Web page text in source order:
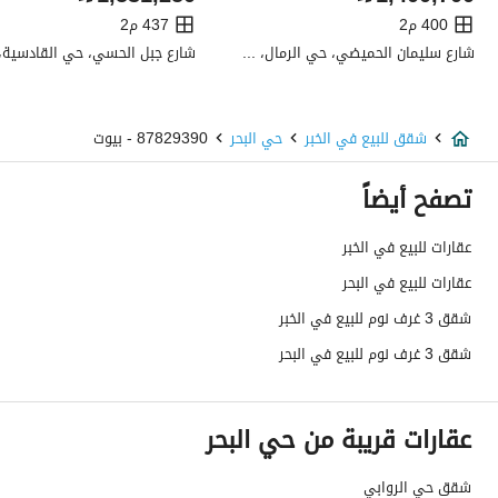
صرف صحي
الياف ضوئية
نعم
تفاصيل اضافية
عمر العقار
عرض الشارع
رقم المخطط
رقم صك الملكية
494091003236
حدود واطوال العقار
-
الضمانات والمدة
400 م2
شارع سليمان الحميضي، حي الرمال، شرق الرياض، الرياض
437 م2
شقق للبيع في الخبر حي البحر 87829390 - بيوت
تصفح أيضاً
عقارات للبيع في الخبر
عقارات للبيع في البحر
شقق 3 غرف نوم للبيع في الخبر
شقق 3 غرف نوم للبيع في البحر
عقارات قريبة من حي البحر
شقق حي الروابي